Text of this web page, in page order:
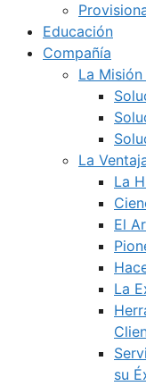
Educación
Compañía
La
La
La
El
La
su